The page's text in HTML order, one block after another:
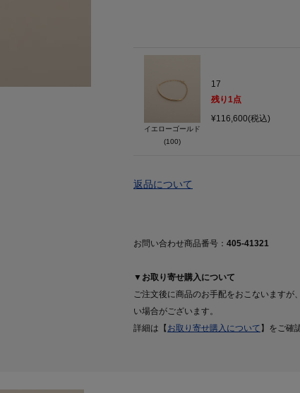
イエローゴールド
(100)
17
残り1点
¥116,600(税込)
返品について
お問い合わせ商品番号： 405-41321
▼お取り寄せ購入について
ご注文後に商品のお手配をおこないますが
い場合がございます。
詳細は【 お取り寄せ購入について 】をご確